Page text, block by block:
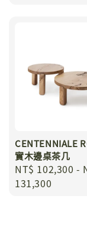
CENTENNIALE
實木邊桌茶几
Regular
price
NT$ 102,300 -
131,300